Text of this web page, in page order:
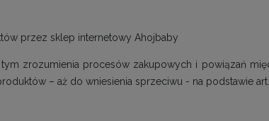
przez sklep internetowy Ahojbaby
zrozumienia procesów zakupowych i powiązań
– aż do wniesienia sprzeciwu - na podstawie art.